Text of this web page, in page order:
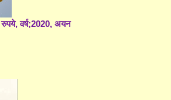
वर्ष;2020, अयन